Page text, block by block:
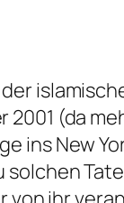
2001 (da
ins New
solchen